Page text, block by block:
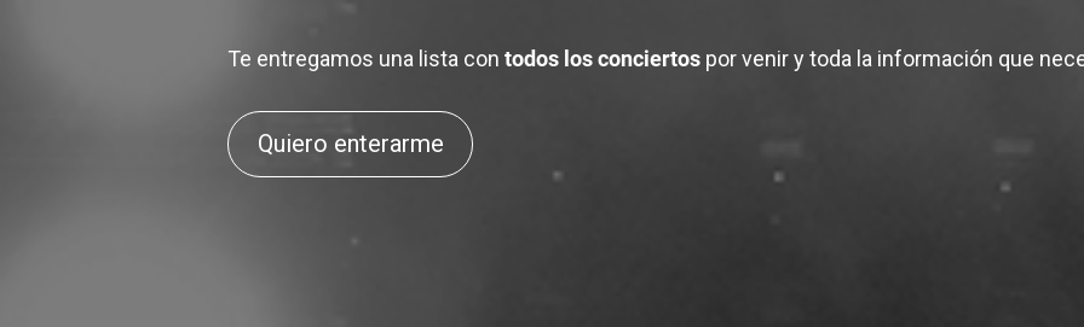
Te entregamos una lista con todos los conciertos por venir y toda la información que
Quiero enterarme